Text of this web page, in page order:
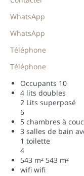
WhatsApp
WhatsApp
Téléphone
Téléphone
Occupants 10
4 lits doubles
2 Lits superposé
6
5 chambres à
3 salles de bain
1 toilette
4
543 m² 543 m²
wifi wifi